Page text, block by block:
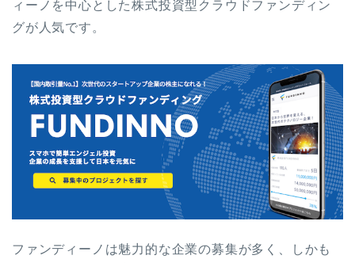
ィーノを中心とした株式投資型クラウドファンディン
グが人気です。
ファンディーノは魅力的な企業の募集が多く、しかも